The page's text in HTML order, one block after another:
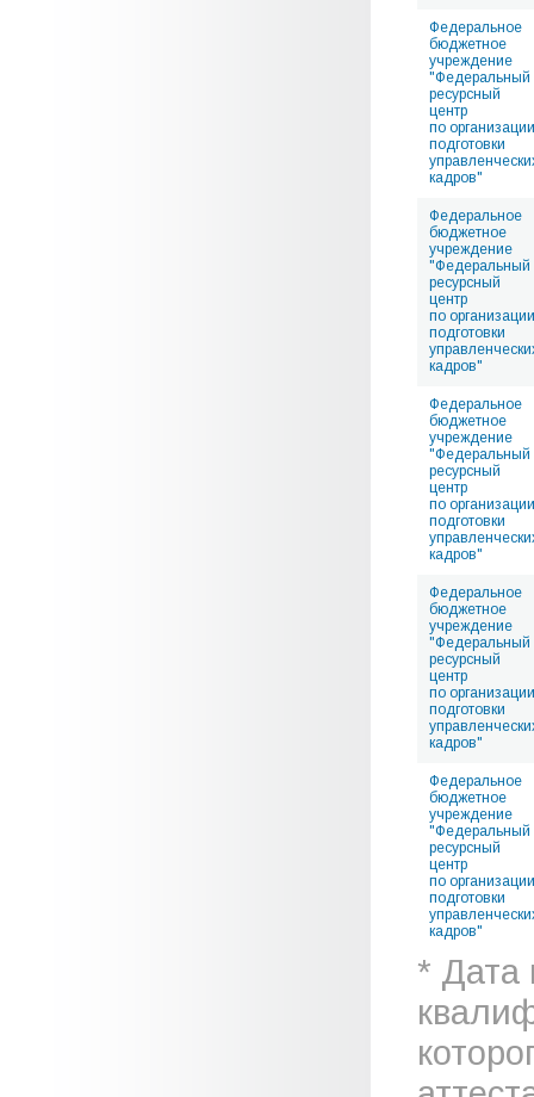
Федеральное
бюджетное
учреждение
"Федеральный
ресурсный
центр
по организации
подготовки
кадров"
Федеральное
бюджетное
учреждение
"Федеральный
ресурсный
центр
по организации
подготовки
кадров"
Федеральное
бюджетное
учреждение
"Федеральный
ресурсный
центр
по организации
подготовки
кадров"
Федеральное
бюджетное
учреждение
"Федеральный
ресурсный
центр
по организации
подготовки
кадров"
Федеральное
бюджетное
учреждение
"Федеральный
ресурсный
центр
по организации
подготовки
кадров"
* Дата